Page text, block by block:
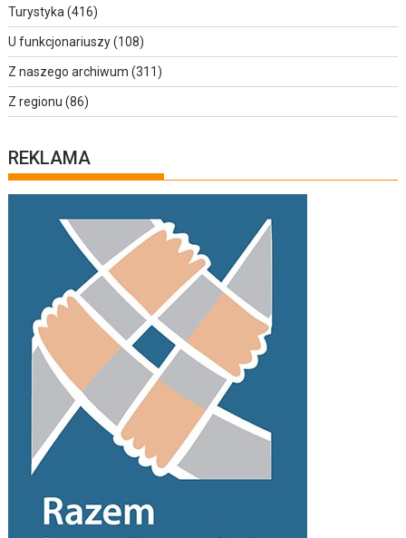
Turystyka (416)
U funkcjonariuszy(108)
Z naszego archiwum (311)
Z regionu (86)
REKLAMA